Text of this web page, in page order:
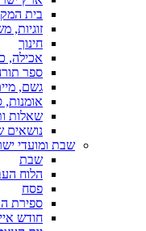
בית
זוגיות,
חינוך
אכילה,
ספר
גשם,
אומנות,
שאלות
נושאים
שבת ומועדי
שבת
הלוח
פסח
ספירת
חודש